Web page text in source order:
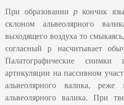
При образованиир кончик
склоном альвеолярного
выходящего воздуха то
согласный р насчитывает
Палатографические
артикуляции на пассивном
альвеолярного валика,реже
альвеолярного валика. При